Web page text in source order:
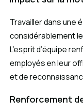
Travailler dans une
considérablement le
L’esprit d’équipe
employés en leur
et de
Renforcement